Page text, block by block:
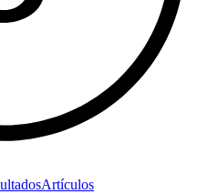
Artículos